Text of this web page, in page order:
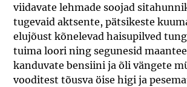
viidavate lehmade soojad
tugevaid aktsente, pätsikeste
elujõust kõnelevad haisupilved
tuima loori ning segunesid
kanduvate bensiini ja õli vängete
vooditest tõusva öise higi ja